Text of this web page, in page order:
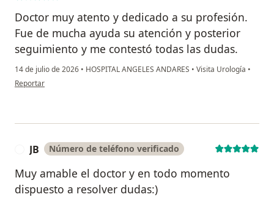
Doctor muy atento y dedicado a su profesión.
Fue de mucha ayuda su atención y posterior
seguimiento y me contestó todas las dudas.
14 de julio de 2026 • HOSPITAL ANGELES ANDARES • Visita Urología •
en opinión del usuario Enrique Irazoqui Ruelas
Reportar
JB Número de teléfono verificado
Muy amable el doctor y en todo momento
dispuesto a resolver dudas:)